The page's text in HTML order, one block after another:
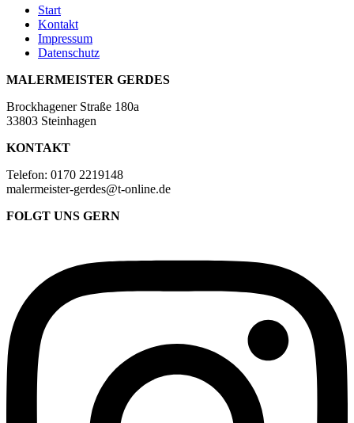
Start
Kontakt
Impressum
Datenschutz
MALERMEISTER GERDES
Brockhagener Straße 180a
33803 Steinhagen
KONTAKT
Telefon: 0170 2219148
malermeister-gerdes@t-online.de
FOLGT UNS GERN